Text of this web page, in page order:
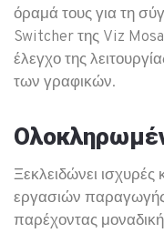
όραμά τους για τη
Switcher της Viz
έλεγχο της
των γραφικών.
Ξεκλειδώνει ισχυρές
εργασιών
παρέχοντας